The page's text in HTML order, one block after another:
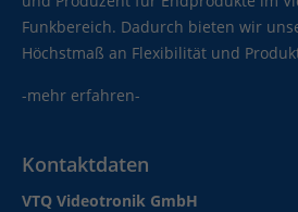
Funkbereich. Dadurch bieten wir
Höchstmaß an Flexibilität und
-mehr erfahren-
Kontaktdaten
VTQ Videotronik GmbH